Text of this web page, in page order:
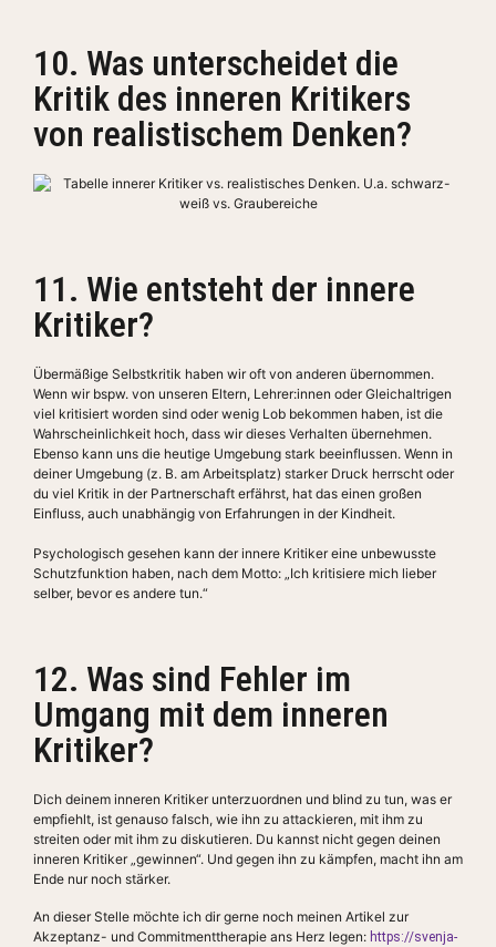
10. Was unterscheidet die
Kritik des inneren Kritikers
von realistischem Denken?
11. Wie entsteht der innere
Kritiker?
Übermäßige Selbstkritik haben wir oft von anderen übernommen.
Wenn wir bspw. von unseren Eltern, Lehrer:innen oder Gleichaltrigen
viel kritisiert worden sind oder wenig Lob bekommen haben, ist die
Wahrscheinlichkeit hoch, dass wir dieses Verhalten übernehmen.
Ebenso kann uns die heutige Umgebung stark beeinflussen. Wenn in
deiner Umgebung (z. B. am Arbeitsplatz) starker Druck herrscht oder
du viel Kritik in der Partnerschaft erfährst, hat das einen großen
Einfluss, auch unabhängig von Erfahrungen in der Kindheit.
Psychologisch gesehen kann der innere Kritiker eine unbewusste
Schutzfunktion haben, nach dem Motto: „Ich kritisiere mich lieber
selber, bevor es andere tun.“
12. Was sind Fehler im
Umgang mit dem inneren
Kritiker?
Dich deinem inneren Kritiker unterzuordnen und blind zu tun, was er
empfiehlt, ist genauso falsch, wie ihn zu attackieren, mit ihm zu
streiten oder mit ihm zu diskutieren. Du kannst nicht gegen deinen
inneren Kritiker „gewinnen“. Und gegen ihn zu kämpfen, macht ihn am
Ende nur noch stärker.
An dieser Stelle möchte ich dir gerne noch meinen Artikel zur
Akzeptanz- und Commitmenttherapie ans Herz legen: https://svenja-